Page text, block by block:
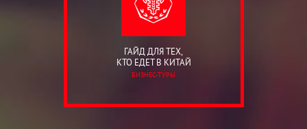
ГАЙД ДЛЯ ТЕХ,
КТО ЕДЕТ В КИТАЙ
БИЗНЕС-ТУРЫ